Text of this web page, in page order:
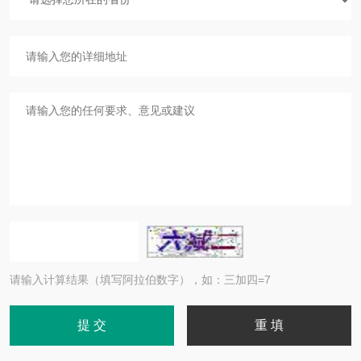
请输入计算结果（填写阿拉伯数字），如：三加四=7